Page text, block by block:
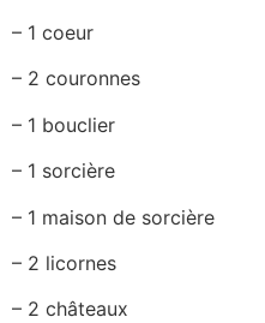
– 1 coeur
– 2 couronnes
– 1 bouclier
– 1 sorcière
– 1 maison de sorcière
– 2 licornes
– 2 châteaux